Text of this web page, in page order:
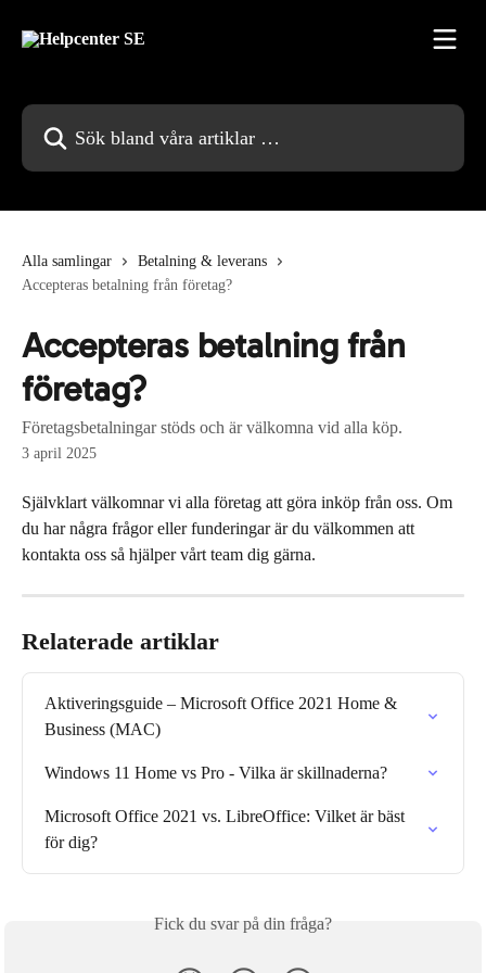
Sök bland våra artiklar …
Alla samlingar
Betalning & leverans
Accepteras betalning från företag?
Accepteras betalning från
företag?
Företagsbetalningar stöds och är välkomna vid alla köp.
3 april 2025
Självklart välkomnar vi alla företag att göra inköp från oss. Om
du har några frågor eller funderingar är du välkommen att
kontakta oss så hjälper vårt team dig gärna.
Relaterade artiklar
Aktiveringsguide – Microsoft Office 2021 Home &
Business (MAC)
Windows 11 Home vs Pro - Vilka är skillnaderna?
Microsoft Office 2021 vs. LibreOffice: Vilket är bäst
för dig?
Fick du svar på din fråga?